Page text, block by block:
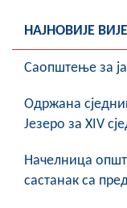
Туризам
Спорт
НАЈНОВИЈЕ
Саопштење за
Oдржана
Језеро за XIV
Начелница
састанак са